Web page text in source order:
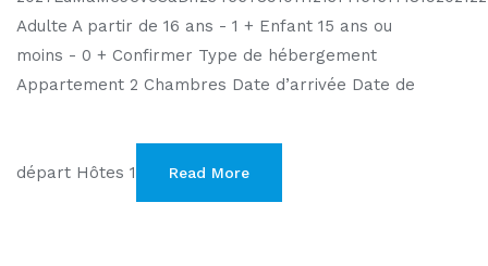
Adulte A partir de 16 ans - 1 + Enfant 15 ans ou
moins - 0 + Confirmer Type de hébergement
Appartement 2 Chambres Date d’arrivée Date de
départ Hôtes 1 Read More